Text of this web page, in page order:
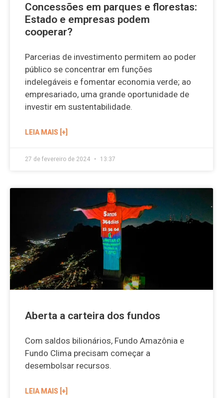
Concessões em parques e florestas:
Estado e empresas podem
cooperar?
Parcerias de investimento permitem ao poder
público se concentrar em funções
indelegáveis e fomentar economia verde; ao
empresariado, uma grande oportunidade de
investir em sustentabilidade.
LEIA MAIS [+]
27 de fevereiro de 2024 13:37
Aberta a carteira dos fundos
Com saldos bilionários, Fundo Amazônia e
Fundo Clima precisam começar a
desembolsar recursos.
LEIA MAIS [+]